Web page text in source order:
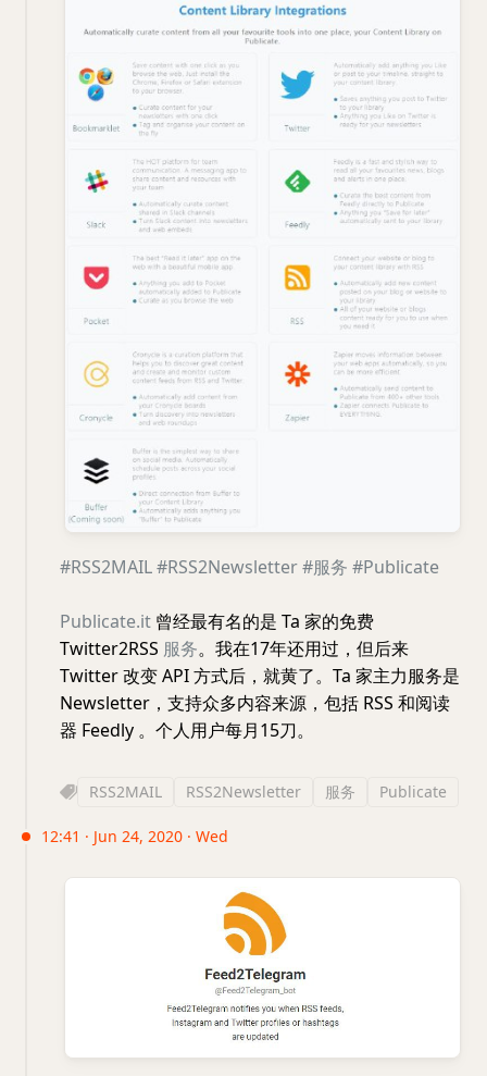
#RSS2MAIL#RSS2Newsletter#服务 #Publicate
Publicate.it 曾经最有名的是 Ta 家的免费
Twitter2RSS 服务。我在17年还用过，但后来
Twitter 改变 API 方式后，就黄了。Ta 家主力服务是
Newsletter，支持众多内容来源，包括 RSS 和阅读
器 Feedly 。个人用户每月15刀。
RSS2MAIL RSS2Newsletter 服务 Publicate
12:41 · Jun 24, 2020 · Wed